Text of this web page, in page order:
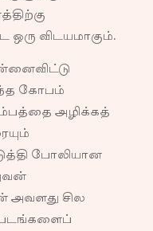
ஒரு விடயமாகும்.
கோபம்
அழிக்கத்
போலியான
அவளது சில